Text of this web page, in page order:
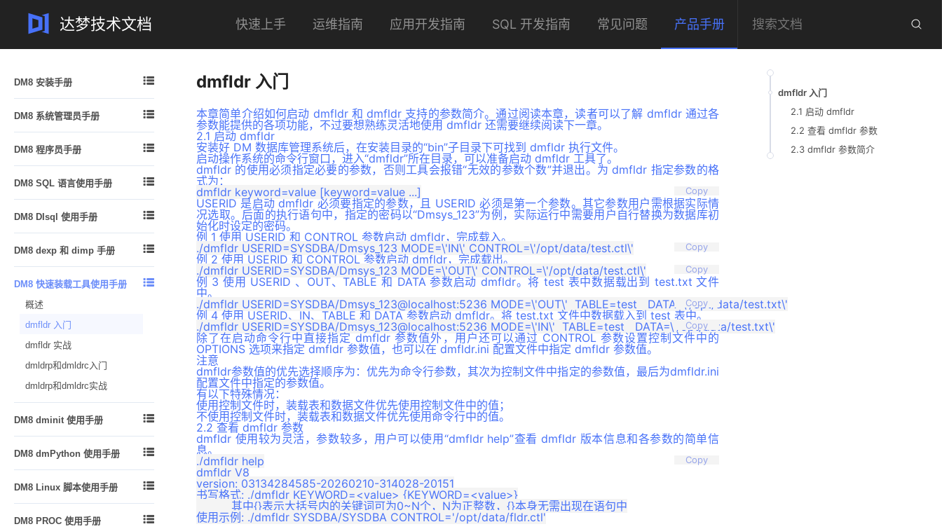
达梦技术文档 快速上手 运维指南 应用开发指南 SQL 开发指南 常见问题 产品手册
案例 问答 一体机
DM8 安装手册 
安装及卸载
许可证 (License) 的安装
数据库配置工具使用说明
注意事项
DM8 系统管理员手册 
DM 物理存储结构
DM 内存结构
管理 DM 线程
DM 系统管理员
启动和关闭数据库
管理模式对象的空间
管理表
管理索引
管理触发器
管理视图、序列和同义词
模式对象的常规管理
数据库布局和存储管理
管理分区表和分区索引
管理堆表
全文检索
管理事务
问题跟踪和解决
DM8 程序员手册 
DPI 编程指南
DM ODBC 编程指南
DM JDBC 编程指南
.NET Data Provider 编程指南
DM FLDR 编程指南
DM DEXP/DIMP JNI编程指南
Logmnr 接口使用说明
DM Node.js 编程指南
DM Go 编程指南
DM XA 编程指南
DM R2DBC编程指南
附录
DM8 SQL 语言使用手册 
手册中的示例说明
数据定义语句
数据查询语句
数据的插入、删除和修改
视图
物化视图
函数
一致性和并发性
外部函数
自定义类型
触发器
同义词
DM8 DIsql 使用手册 
DIsql 入门
DIsql 环境变量设置
DIsql 常用命令
如何在 DIsql 中使用脚本
DM8 dexp 和 dimp 手册 
dexp 逻辑导出
dimp 逻辑导入
dexp 和 dimp 应用实例
升级和降级
DM8 快速装载工具使用手册 
概述
dmfldr 入门
dmfldr 实战
dmldrp和dmldrc入门
dmldrp和dmldrc实战
DM8 dminit 使用手册 
使用 dminit
查看 dminit 参数
dminit 参数详解
dminit 高级主题
DM8 dmPython 使用手册 
dmPython 安装
dmPython 接口详解
DM8 Linux 脚本使用手册 
DM8 PROC 使用手册

dmfldr 入门
本章简单介绍如何启动 dmfldr 和 dmfldr 支持的参数简介。通过阅读本章，读者可以了解 dmfldr 通过各
参数能提供的各项功能，不过要想熟练灵活地使用 dmfldr 还需要继续阅读下一章。
2.1 启动 dmfldr
安装好 DM 数据库管理系统后，在安装目录的“bin”子目录下可找到 dmfldr 执行文件。
启动操作系统的命令行窗口，进入“dmfldr”所在目录，可以准备启动 dmfldr 工具了。
dmfldr 的使用必须指定必要的参数，否则工具会报错“无效的参数个数”并退出。为 dmfldr 指定参数的格
式为：
Copy
USERID 是启动 dmfldr 必须要指定的参数，且 USERID 必须是第一个参数。其它参数用户需根据实际情
况选取。后面的执行语句中，指定的密码以“Dmsys_123”为例，实际运行中需要用户自行替换为数据库初
始化时设定的密码。
例 1 使用 USERID 和 CONTROL 参数启动 dmfldr，完成载入。
Copy
例 2 使用 USERID 和 CONTROL 参数启动 dmfldr，完成载出。
Copy
例 3 使用 USERID 、OUT、TABLE 和 DATA 参数启动 dmfldr。将 test 表中数据载出到 test.txt 文件
中。
Copy
例 4 使用 USERID、IN、TABLE 和 DATA 参数启动 dmfldr。将 test.txt 文件中数据载入到 test 表中。
Copy
除了在启动命令行中直接指定 dmfldr 参数值外，用户还可以通过 CONTROL 参数设置控制文件中的
OPTIONS 选项来指定 dmfldr 参数值，也可以在 dmfldr.ini 配置文件中指定 dmfldr 参数值。
注意
dmfldr参数值的优先选择顺序为：优先为命令行参数，其次为控制文件中指定的参数值，最后为dmfldr.ini
配置文件中指定的参数值。
有以下特殊情况：
使用控制文件时，装载表和数据文件优先使用控制文件中的值；
不使用控制文件时，装载表和数据文件优先使用命令行中的值。
2.2 查看 dmfldr 参数
dmfldr 使用较为灵活，参数较多，用户可以使用“dmfldr help”查看 dmfldr 版本信息和各参数的简单信
息。
Copy
./dmfldr help
dmfldr V8
version: 03134284585-20260210-314028-20151
书写格式: ./dmfldr KEYWORD=<value> {KEYWORD=<value>}
          其中{}表示大括号内的关键词可为0~N个，N为正整数，{}本身无需出现在语句中
使用示例: ./dmfldr SYSDBA/SYSDBA CONTROL='/opt/data/fldr.ctl'
dmfldr 入门
2.1 启动 dmfldr
2.2 查看 dmfldr 参数
2.3 dmfldr 参数简介